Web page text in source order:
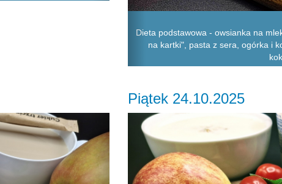
Dieta podstawowa - owsianka na
na kartki", pasta z sera, ogórka i
Piątek 24.10.2025
Previous